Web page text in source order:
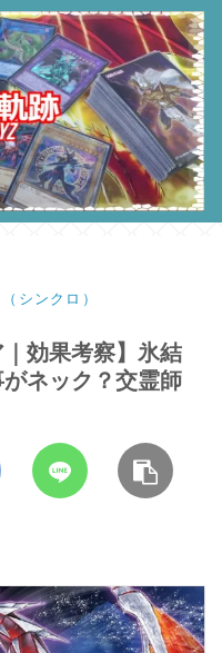
シンクロ）
｜効果考察】氷結
ネック？交霊師